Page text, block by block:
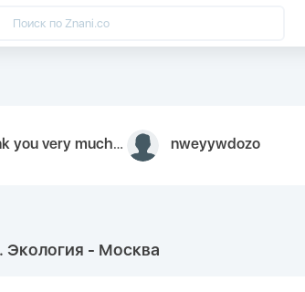
your inquiry We appreciate you 9126052 https://youtube.com faceapple ! nweyywdozo
- Москва